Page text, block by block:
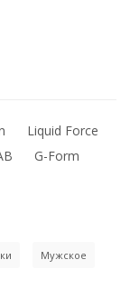
Liquid Force
G-Form
Мужское